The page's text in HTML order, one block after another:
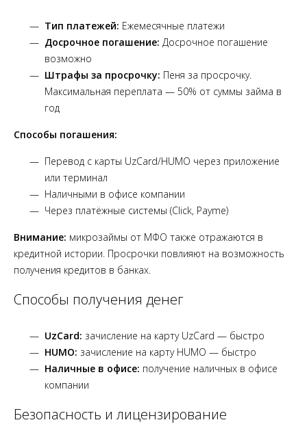
Тип платежей: Ежемесячные платежи
Досрочное погашение: Досрочное погашение
возможно
Штрафы за просрочку: Пеня за просрочку.
Максимальная переплата — 50% от суммы займа в
год
Способы погашения:
Перевод с карты UzCard/HUMO через приложение
или терминал
Наличными в офисе компании
Через платёжные системы (Click, Payme)
Внимание: микрозаймы от МФО также отражаются в
кредитной истории. Просрочки повлияют на возможность
получения кредитов в банках.
Способы получения денег
UzCard: зачисление на карту UzCard — быстро
HUMO: зачисление на карту HUMO — быстро
Наличные в офисе: получение наличных в офисе
компании
Безопасность и лицензирование